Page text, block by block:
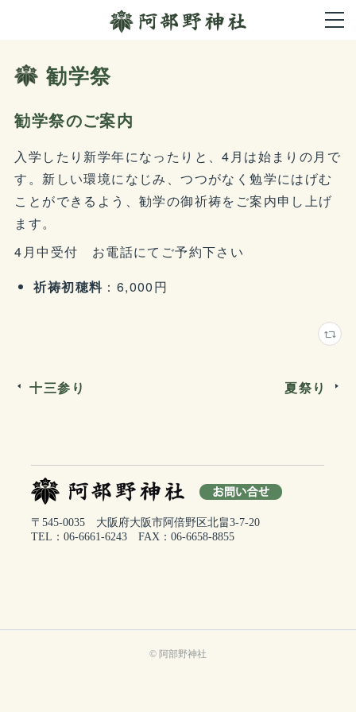
勧学祭
勧学祭のご案内
入学したり新学年になったりと、4月は始まりの月で
す。新しい環境になじみ、つつがなく勉学にはげむ
ことができるよう、勧学の御祈祷をご案内申し上げ
ます。
4月中受付 お電話にてご予約下さい
祈祷初穂料 ：6,000円
十三参り 夏祭り
© 阿部野神社